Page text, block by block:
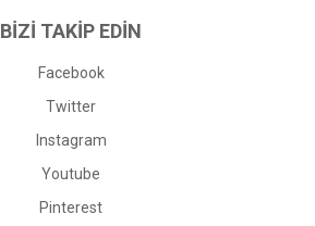
BİZİ TAKİP EDİN
Facebook
Twitter
Instagram
Youtube
Pinterest